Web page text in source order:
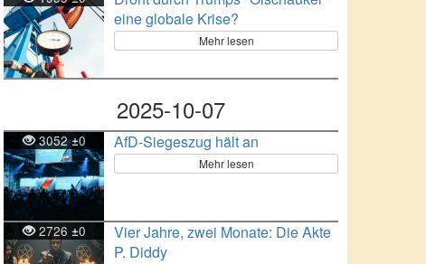
eine globale Krise?
Mehr lesen
2025-10-07
3052±0 AfD-Siegeszug hält an
Mehr lesen
2726 ±0
Vier Jahre, zwei Monate: Die Akte
P. Diddy